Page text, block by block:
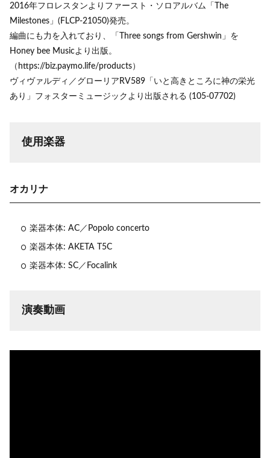
2016年フロレスタンよりファースト・ソロアルバム「The
Milestones」(FLCP-21050)発売。
編曲にも力を入れており、「Three songs from Gershwin」を
Honey bee Musicより出版。
（https://biz.paymo.life/products）
ヴィヴァルディ／グローリアRV589「いと高きところに神の栄光
あり」フォスターミュージックより出版される (105-07702)
使用楽器
オカリナ
楽器本体: AC／Popolo concerto
楽器本体: AKETA T5C
楽器本体: SC／Focalink
演奏動画